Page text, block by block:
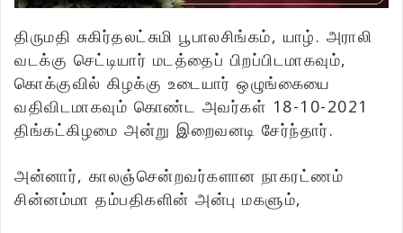
திருமதி சுகிர்தலட்சுமி பூபாலசிங்கம், யாழ். அராலி
வடக்கு செட்டியார் மடத்தைப் பிறப்பிடமாகவும்,
கொக்குவில் கிழக்கு உடையார் ஒழுங்கையை
வதிவிடமாகவும் கொண்ட அவர்கள் 18-10-2021
திங்கட்கிழமை அன்று இறைவனடி சேர்ந்தார்.
அன்னார், காலஞ்சென்றவர்களான நாகரட்ணம்
சின்னம்மா தம்பதிகளின் அன்பு மகளும்,